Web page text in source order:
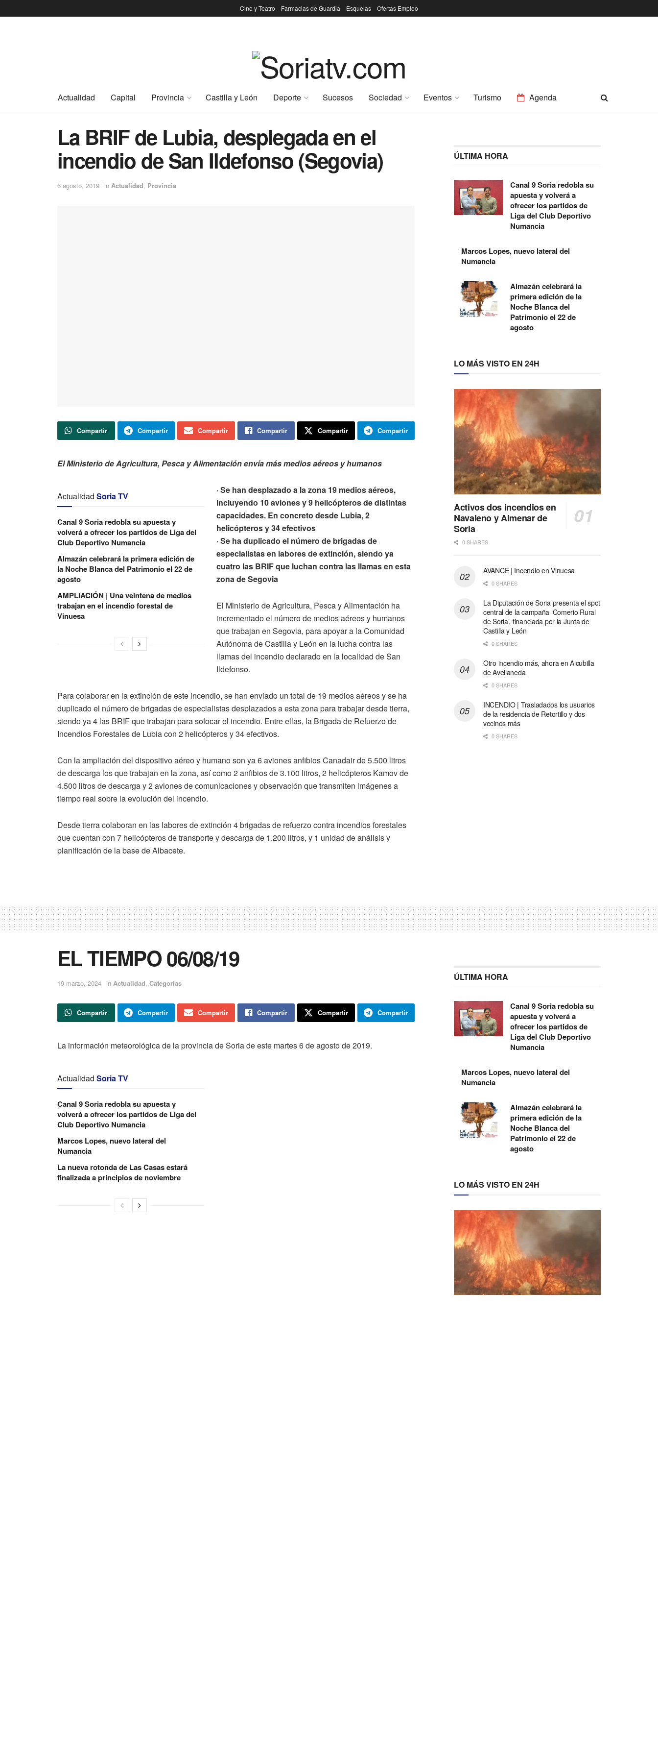
Cine y Teatro Farmacias de Guardia Esquelas Ofertas Empleo
Actualidad Capital Provincia Castilla y León Deporte Sucesos Sociedad Eventos Turismo Agenda
La BRIF de Lubia, desplegada en el
incendio de San Ildefonso (Segovia)
6 agosto, 2019 in Actualidad, Provincia
Compartir Compartir Compartir Compartir Compartir Compartir
El Ministerio de Agricultura, Pesca y Alimentación envía más medios aéreos y humanos
Actualidad Soria TV
Canal 9 Soria redobla su apuesta y
volverá a ofrecer los partidos de Liga del
Club Deportivo Numancia
Almazán celebrará la primera edición de
la Noche Blanca del Patrimonio el 22 de
agosto
AMPLIACIÓN | Una veintena de medios
trabajan en el incendio forestal de
Vinuesa
· Se han desplazado a la zona 19 medios aéreos,
incluyendo 10 aviones y 9 helicópteros de distintas
capacidades. En concreto desde Lubia, 2
helicópteros y 34 efectivos
· Se ha duplicado el número de brigadas de
especialistas en labores de extinción, siendo ya
cuatro las BRIF que luchan contra las llamas en esta
zona de Segovia
El Ministerio de Agricultura, Pesca y Alimentación ha
incrementado el número de medios aéreos y humanos
que trabajan en Segovia, para apoyar a la Comunidad
Autónoma de Castilla y León en la lucha contra las
llamas del incendio declarado en la localidad de San
Ildefonso.
Para colaborar en la extinción de este incendio, se han enviado un total de 19 medios aéreos y se ha
duplicado el número de brigadas de especialistas desplazados a esta zona para trabajar desde tierra,
siendo ya 4 las BRIF que trabajan para sofocar el incendio. Entre ellas, la Brigada de Refuerzo de
Incendios Forestales de Lubia con 2 helicópteros y 34 efectivos.
Con la ampliación del dispositivo aéreo y humano son ya 6 aviones anfibios Canadair de 5.500 litros
de descarga los que trabajan en la zona, así como 2 anfibios de 3.100 litros, 2 helicópteros Kamov de
4.500 litros de descarga y 2 aviones de comunicaciones y observación que transmiten imágenes a
tiempo real sobre la evolución del incendio.
Desde tierra colaboran en las labores de extinción 4 brigadas de refuerzo contra incendios forestales
que cuentan con 7 helicópteros de transporte y descarga de 1.200 litros, y 1 unidad de análisis y
planificación de la base de Albacete.
ÚLTIMA HORA
Canal 9 Soria redobla su
apuesta y volverá a
ofrecer los partidos de
Liga del Club Deportivo
Numancia
Marcos Lopes, nuevo lateral del
Numancia
Almazán celebrará la
primera edición de la
Noche Blanca del
Patrimonio el 22 de
agosto
LO MÁS VISTO EN 24H
Activos dos incendios en
Navaleno y Almenar de
Soria
0 SHARES
AVANCE | Incendio en Vinuesa
0 SHARES
La Diputación de Soria presenta el spot
central de la campaña ‘Comerio Rural
de Soria’, financiada por la Junta de
Castilla y León
0 SHARES
Otro incendio más, ahora en Alcubilla
de Avellaneda
0 SHARES
INCENDIO | Trasladados los usuarios
de la residencia de Retortillo y dos
vecinos más
0 SHARES
EL TIEMPO 06/08/19
19 marzo, 2024 in Actualidad, Categorías
Compartir Compartir Compartir Compartir Compartir Compartir
La información meteorológica de la provincia de Soria de este martes 6 de agosto de 2019.
Actualidad Soria TV
Canal 9 Soria redobla su apuesta y
volverá a ofrecer los partidos de Liga del
Club Deportivo Numancia
Marcos Lopes, nuevo lateral del
Numancia
La nueva rotonda de Las Casas estará
finalizada a principios de noviembre
ÚLTIMA HORA
Canal 9 Soria redobla su
apuesta y volverá a
ofrecer los partidos de
Liga del Club Deportivo
Numancia
Marcos Lopes, nuevo lateral del
Numancia
Almazán celebrará la
primera edición de la
Noche Blanca del
Patrimonio el 22 de
agosto
LO MÁS VISTO EN 24H